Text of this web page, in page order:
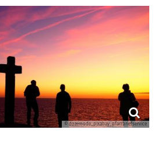
© dozemode_pixabay_pfarrbriefservice